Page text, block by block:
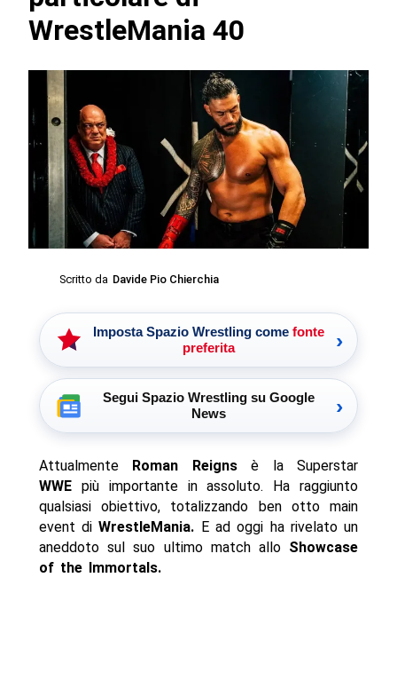
WrestleMania 40
Scritto da Davide Pio Chierchia
Imposta Spazio Wrestling come fonte
preferita
›
Segui Spazio Wrestling su Google
News
›
Attualmente Roman Reignsè la Superstar
WWEpiù importante in assoluto. Ha raggiunto
qualsiasi obiettivo, totalizzando ben otto main
event diWrestleMania. E ad oggi ha rivelato un
aneddoto sul suo ultimo match allo Showcase
of the Immortals.